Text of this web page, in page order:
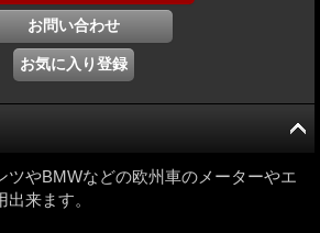
ツやBMWなどの欧州車のメーターやエ
来ます。